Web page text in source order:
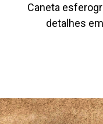
Caneta
detalhes